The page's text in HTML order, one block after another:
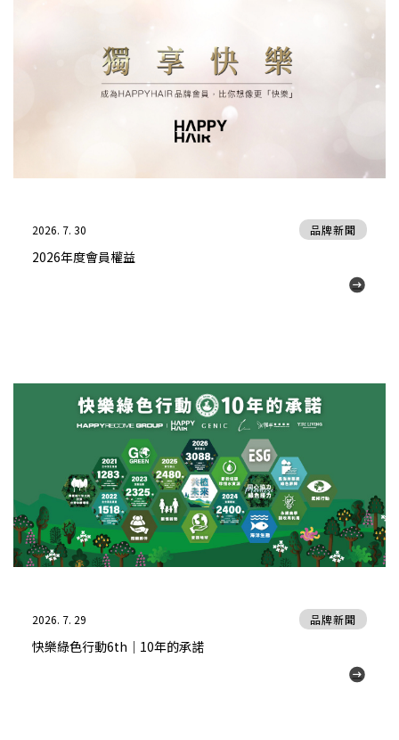
2026. 7. 30
2026年度會員權益
品牌新聞
2026. 7. 29
快樂綠色行動6th｜10年的承諾
品牌新聞